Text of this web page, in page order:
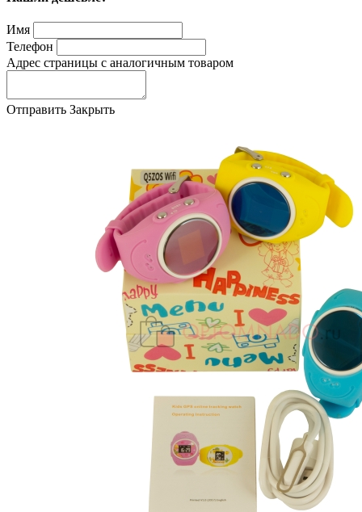
Имя
Телефон
Адрес страницы с аналогичным товаром
Отправить Закрыть